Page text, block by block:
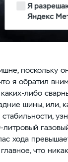
поскольку
я обратил
либо
шины, или,
хода
что
Я
Яндекс